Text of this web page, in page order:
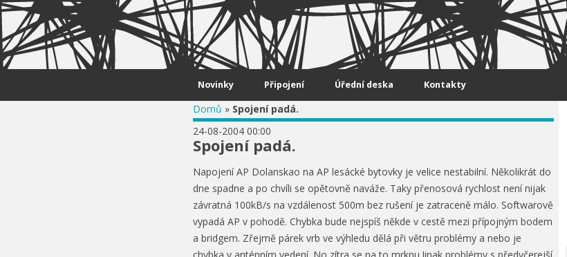
Skip to content
Novinky Připojení Úřední deska Kontakty
Domů » Spojení padá.
24-08-2004 00:00
Spojení padá.
Napojení AP Dolanskao na AP lesácké bytovky je velice nestabilní. Několikrát do
dne spadne a po chvíli se opětovně naváže. Taky přenosová rychlost není nijak
závratná 100kB/s na vzdálenost 500m bez rušení je zatraceně málo. Softwarově
vypadá AP v pohodě. Chybka bude nejspíš někde v cestě mezi přípojným bodem
a bridgem. Zřejmě párek vrb ve výhledu dělá při větru problémy a nebo je